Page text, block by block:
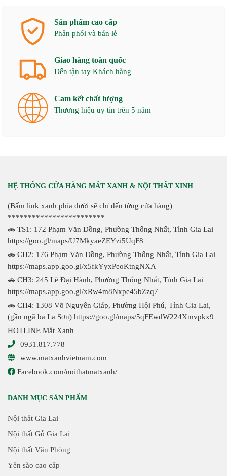
Sản phẩm cao cấp
Phân phối và bán lẻ
Giao hàng toàn quốc
Đến tận tay Khách hàng
Cam kết chất lượng
Thương hiệu uy tín trên 5 năm
HỆ THỐNG CỬA HÀNG MẮT XANH & NỘI THẤT XINH
(Bấm link xanh phía dưới sẽ chỉ đến từng cửa hàng)
************************
🚗 TS1: 172 Phạm Văn Đồng, Phường Thống Nhất, Tỉnh Gia Lai
https://goo.gl/maps/U7MkyaeZEYzi5UqF8
🚗 CH2: 176 Phạm Văn Đồng, Phường Thống Nhất, Tỉnh Gia Lai
https://maps.app.goo.gl/x5fkYyxPeoKtngNXA
🚗 CH3: 245 Lê Đại Hành, Phường Thống Nhất, Tỉnh Gia Lai
https://maps.app.goo.gl/xRw4m8Nxpe45bZzq7
🚗 CH4: 1308 Võ Nguyên Giáp, Phường Hội Phú, Tỉnh Gia Lai,
(gần ngã ba La Sơn) https://goo.gl/maps/5qFEwdW224Xmvpkx9
HOTLINE Mắt Xanh
0931.817.778
www.matxanhvietnam.com
Facebook.com/noithatmatxanh/
DANH MỤC SẢN PHẨM
Nội thất Gia Lai
Nội thất Gỗ Gia Lai
Nội thất Văn Phòng
Yến sào cao cấp